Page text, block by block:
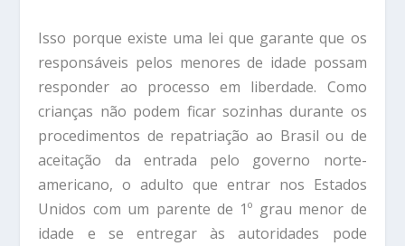
Isso porque existe uma lei que garante que os
responsáveis pelos menores de idade possam
responder ao processo em liberdade. Como
crianças não podem ficar sozinhas durante os
procedimentos de repatriação ao Brasil ou de
aceitação da entrada pelo governo norte-
americano, o adulto que entrar nos Estados
Unidos com um parente de 1º grau menor de
idade e se entregar às autoridades pode